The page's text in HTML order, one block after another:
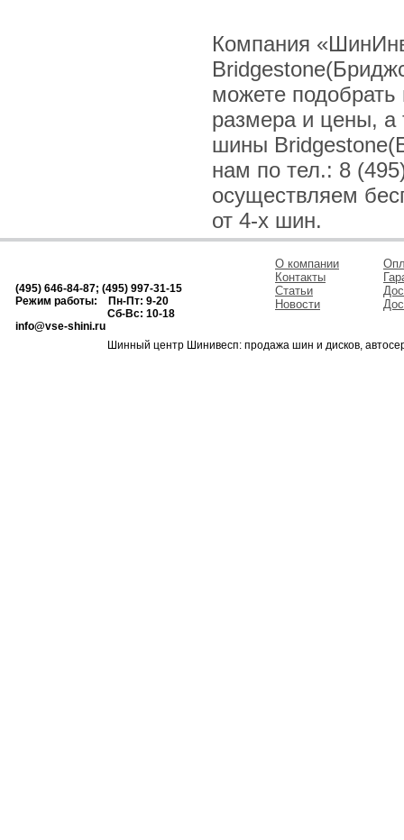
Компания
можете
размера и цены, а
шины
нам по тел.: 8
осуществляем
от 4-х шин.
(495) 646-84-87; (495) 997-31-15
Режим работы: Пн-Пт: 9-20
Сб-Вс: 10-18
info@vse-shini.ru
О компании
Контакты
Статьи
Новости
Шинный центр Шинивесп: продажа шин и дисков,